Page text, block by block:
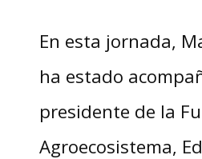
En esta jornada,
ha estado
presidente de la
Agroecosistema,